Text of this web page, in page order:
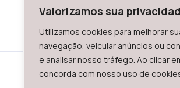
Valorizamos sua
Utilizamos cookies para melhorar
navegação, veicular anúncios ou
e analisar nosso tráfego. Ao clicar
concorda com nosso uso de